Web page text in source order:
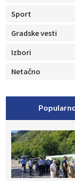
Sport
Gradske vesti
Izbori
Netačno